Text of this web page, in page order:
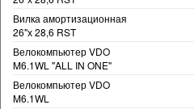
Вилка амортизационная
26"х 28,6 RST
Велокомпьютер VDO
M6.1WL "ALL IN ONE"
Велокомпьютер VDO
M6.1WL